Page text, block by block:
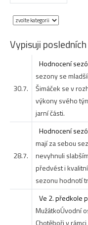
Vypisuji
30.7.
Hodnocení
sezony se
Šimáček se v
výkony svého
jarní části.
28.7.
Hodnocení
mají za sebou
nevyhnuli
předvést i
sezonu hodnotí
Ve 2. předkole
MužátkoÚvodní
Chotěboři v